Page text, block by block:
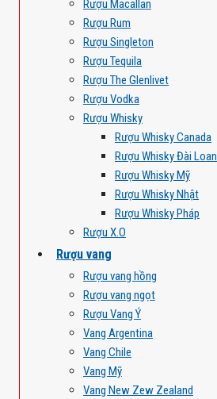
Rượu Macallan
Rượu Rum
Rượu Singleton
Rượu Tequila
Rượu The Glenlivet
Rượu Vodka
Rượu Whisky
Rượu Whisky Canada
Rượu Whisky Đài Loan
Rượu Whisky Mỹ
Rượu Whisky Nhật
Rượu Whisky Pháp
Rượu X.O
Rượu vang
Rượu vang hồng
Rượu vang ngọt
Rượu Vang Ý
Vang Argentina
Vang Chile
Vang Mỹ
Vang New Zew Zealand